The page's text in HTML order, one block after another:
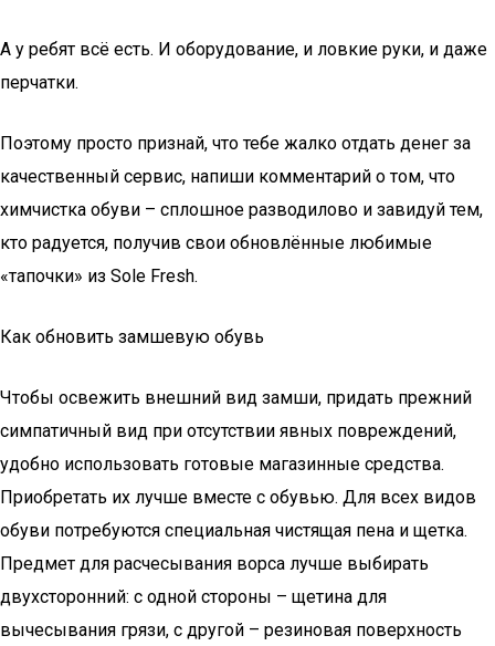
А у ребят всё есть. И оборудование, и ловкие руки, и даже
перчатки.
Поэтому просто признай, что тебе жалко отдать денег за
качественный сервис, напиши комментарий о том, что
химчистка обуви – сплошное разводилово и завидуй тем,
кто радуется, получив свои обновлённые любимые
«тапочки» из Sole Fresh.
Как обновить замшевую обувь
Чтобы освежить внешний вид замши, придать прежний
симпатичный вид при отсутствии явных повреждений,
удобно использовать готовые магазинные средства.
Приобретать их лучше вместе с обувью. Для всех видов
обуви потребуются специальная чистящая пена и щетка.
Предмет для расчесывания ворса лучше выбирать
двухсторонний: с одной стороны – щетина для
вычесывания грязи, с другой – резиновая поверхность